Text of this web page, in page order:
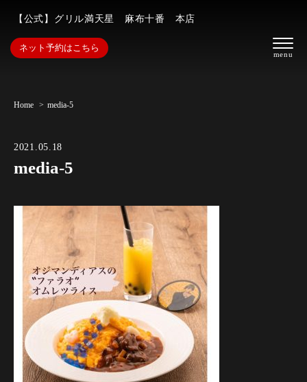
【公式】グリル満天星 麻布十番 本店
ネット予約はこちら
Home media-5
2021.05.18
media-5